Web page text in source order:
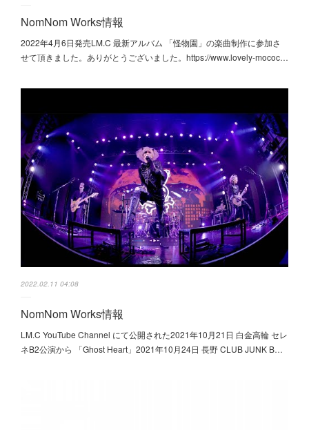
NomNom Works情報
2022年4月6日発売LM.C 最新アルバム 「怪物園」の楽曲制作に参加さ
せて頂きました。ありがとうございました。https://www.lovely-mococ…
2022.02.11 04:08
NomNom Works情報
LM.C YouTube Channel にて公開された2021年10月21日 白金高輪 セレ
ネB2公演から 「Ghost Heart」2021年10月24日 長野 CLUB JUNK B…